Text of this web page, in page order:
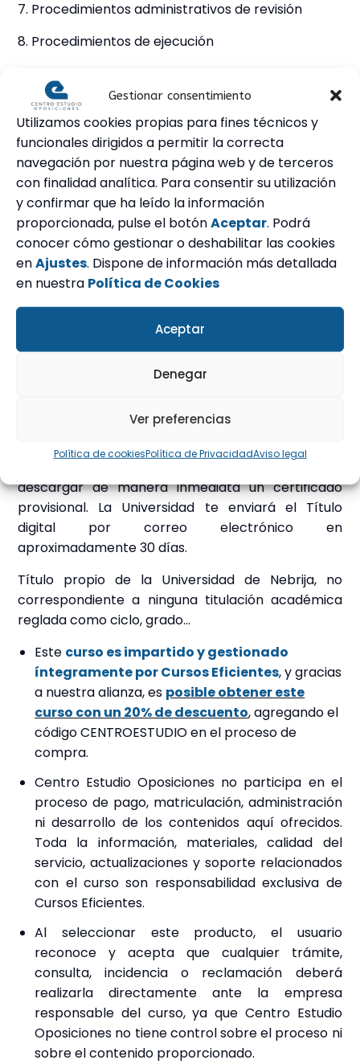
Gestionar consentimiento
Utilizamos cookies propias para fines técnicos y
funcionales dirigidos a permitir la correcta
navegación por nuestra página web y de terceros
con finalidad analítica. Para consentir su utilización
y confirmar que ha leído la información
proporcionada, pulse el botónAceptar. Podrá
conocer cómo gestionar o deshabilitar las cookies
enAjustes. Dispone de información más detallada
en nuestra Política de Cookies
Aceptar
Denegar
Ver preferencias
Política de cookiesPolítica de PrivacidadAviso legal
7. Procedimientos administrativos de revisión
8. Procedimientos de ejecución
10. De la responsabilidad patrimonial de la
Administración
Revisa aquí el detalle del temario
Consulta mayor información
Curso homologado por la Universidad Antonio de
Nebrija con4 créditos ECTS
(créditos
universitarios), que es el criterio seguido por las
Administraciones Públicas para su valoración.
La homologación de la
Universidad Antonio de
permite que los cursos puedan
serpuntuablesybaremablesen ofertas de
empleo público (oposiciones y listas de interinos),
concursos de traslados y carrera profesional
descargar de manera inmediata un certificado
provisional. La Universidad te enviará el Título
digital por correo electrónico en
aproximadamente 30 días.
Título propio de la Universidad de Nebrija, no
correspondiente a ninguna titulación académica
reglada como ciclo, grado…
Este curso es impartido y gestionado
íntegramente por Cursos Eficientes, y gracias
a nuestra alianza, es posible obtener este
curso con un 20% de descuento, agregando el
código CENTROESTUDIO en el proceso de
compra.
Centro Estudio Oposiciones no participa en el
proceso de pago, matriculación, administración
ni desarrollo de los contenidos aquí ofrecidos.
Toda la información, materiales, calidad del
servicio, actualizaciones y soporte relacionados
con el curso son responsabilidad exclusiva de
Cursos Eficientes.
Al seleccionar este producto, el usuario
reconoce y acepta que cualquier trámite,
consulta, incidencia o reclamación deberá
realizarla directamente ante la empresa
responsable del curso, ya que Centro Estudio
Oposiciones no tiene control sobre el proceso ni
sobre el contenido proporcionado.